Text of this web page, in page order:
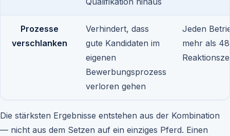
Prozesse
verschlanken
Verhindert, dass
gute Kandidaten im
eigenen
Bewerbungsprozess
verloren gehen
Jeden
mehr als
Die stärksten Ergebnisse entstehen aus der Kombination
— nicht aus dem Setzen auf ein einziges Pferd. Einen